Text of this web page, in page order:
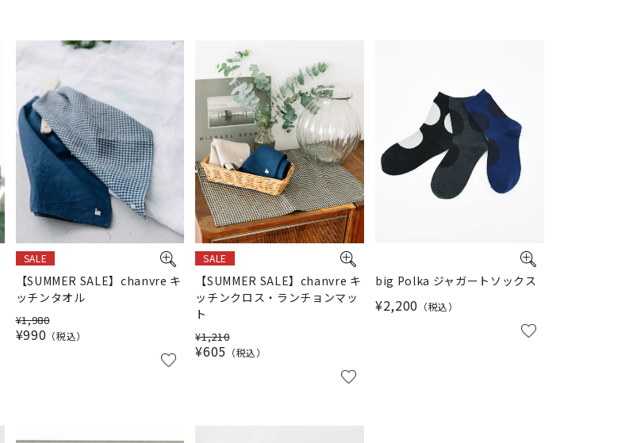
SALE
【SUMMER SALE】chanvre キ
ッチンタオル
¥1,980
¥990 税込
SALE
【SUMMER SALE】chanvre キ
ッチンクロス・ランチョンマッ
ト
¥1,210
¥605 税込
big Polka ジャガートソックス
¥2,200 税込